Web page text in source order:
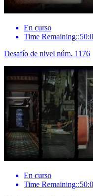
En curso
Time
Desafío de nivel núm. 1176
En curso
Time